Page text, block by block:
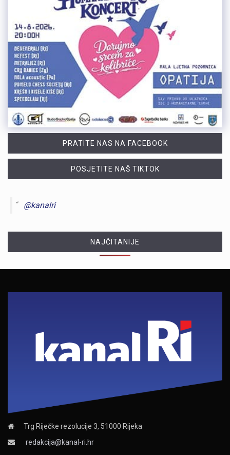
PRATITE NAS NA FACEBOOK
POSJETITE NAŠ TIKTOK
@kanalri
NAJČITANIJE
Trg Riječke rezolucije 3, 51000 Rijeka
redakcija@kanal-ri.hr